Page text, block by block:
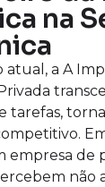
na
atual, a A
tarefas,
empresa de
não